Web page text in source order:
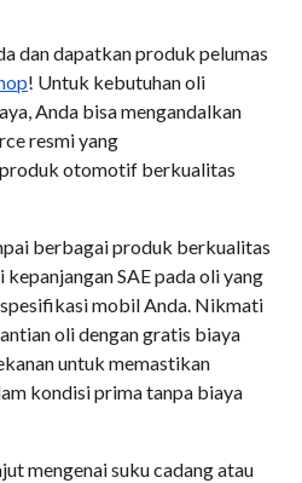
dan dapatkan produk pelumas
! Untuk kebutuhan oli
Anda bisa mengandalkan
resmi yang
otomotif berkualitas
berbagai produk berkualitas
SAE pada oli yang
mobil Anda. Nikmati
oli dengan gratis biaya
untuk memastikan
kondisi prima tanpa biaya
mengenai suku cadang atau